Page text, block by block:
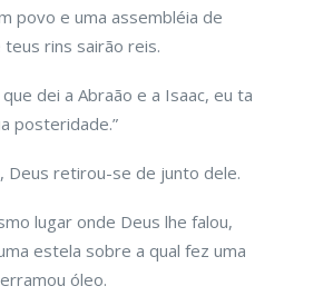
povo e uma assembléia de
rins sairão reis.
dei a Abraão e a Isaac, eu ta
posteridade.”
Deus retirou-se de junto dele.
lugar onde Deus lhe falou,
estela sobre a qual fez uma
óleo.